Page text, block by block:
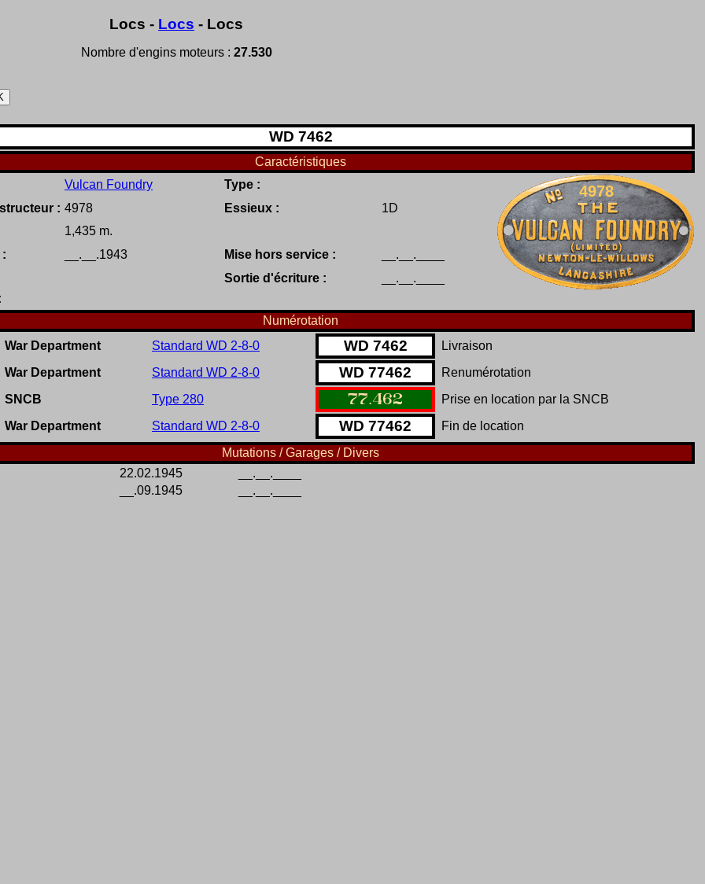
Locs - Locs - Locs
Nombre d'engins moteurs : 27.530
WD 7462
Caractéristiques
Vulcan Foundry Type : 4978
: 4978 Essieux :
1D
1,435 m.
__.__.1943 Mise hors service :
__.__.____
Sortie d'écriture :
__.__.____
Numérotation
War Department Standard WD 2-8-0 WD 7462
Livraison
War Department Standard WD 2-8-0 WD 77462
Renumérotation
SNCB Type 280 77.462
Prise en location par la SNCB
War Department Standard WD 2-8-0 WD 77462
Fin de location
Mutations / Garages / Divers
22.02.1945
__.__.____
__.09.1945 __.__.____